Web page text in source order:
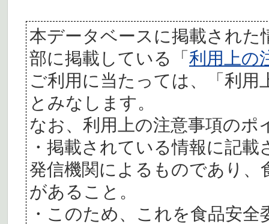
本データベースに掲載された
部に掲載している「利用上の
ご利用に当たっては、「利
とみなします。
なお、利用上の注意事項の
・掲載されている情報に記
発信機関によるものであり、
があること。
・このため、これを食品安